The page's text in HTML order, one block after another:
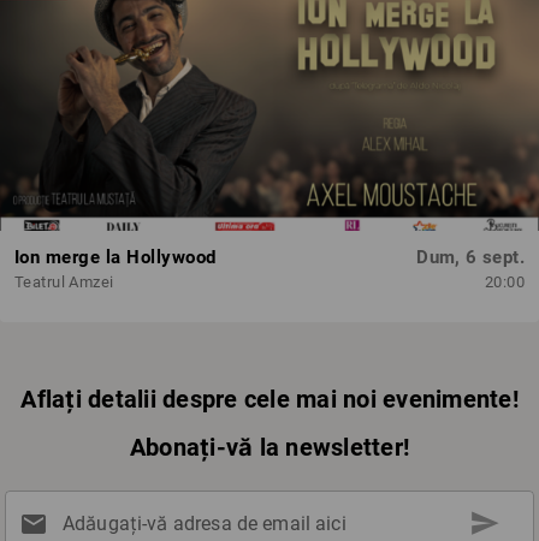
Ion merge la Hollywood
Teatrul Amzei
Dum, 6 sept.
20:00
Aflați detalii despre cele mai noi evenimente!
Abonați-vă la newsletter!
mail Adăugați-vă adresa de email aici send